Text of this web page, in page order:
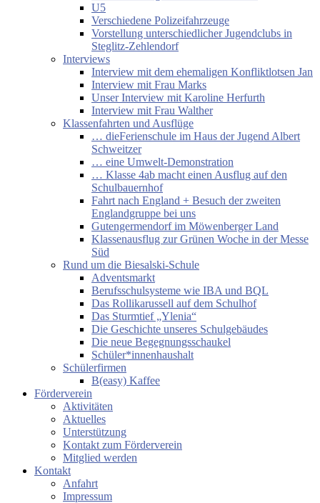
U5
Verschiedene Polizeifahrzeuge
Vorstellung unterschiedlicher Jugendclubs in
Steglitz-Zehlendorf
Interviews
Interview mit dem ehemaligen Konfliktlotsen Jan
Interview mit Frau Marks
Unser Interview mit Karoline Herfurth
Interview mit Frau Walther
Klassenfahrten und Ausflüge
… dieFerienschule im Haus der Jugend Albert
Schweitzer
… eine Umwelt-Demonstration
… Klasse 4ab macht einen Ausflug auf den
Schulbauernhof
Fahrt nach England + Besuch der zweiten
Englandgruppe bei uns
Gutengermendorf im Möwenberger Land
Klassenausflug zur Grünen Woche in der Messe
Süd
Rund um die Biesalski-Schule
Adventsmarkt
Berufsschulsysteme wie IBA und BQL
Das Rollikarussell auf dem Schulhof
Das Sturmtief „Ylenia“
Die Geschichte unseres Schulgebäudes
Die neue Begegnungsschaukel
Schüler*innenhaushalt
Schülerfirmen
B(easy) Kaffee
Förderverein
Aktivitäten
Aktuelles
Unterstützung
Kontakt zum Förderverein
Mitglied werden
Kontakt
Anfahrt
Impressum